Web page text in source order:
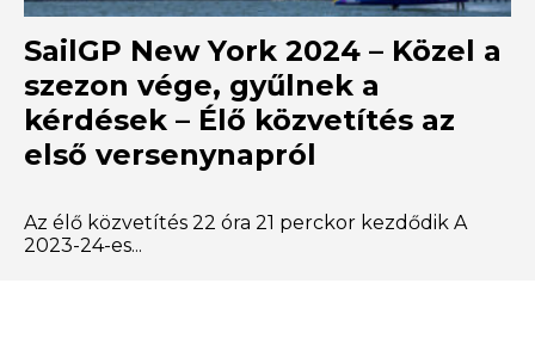
SailGP New York 2024 – Közel a
szezon vége, gyűlnek a
kérdések – Élő közvetítés az
első versenynapról
Az élő közvetítés 22 óra 21 perckor kezdődik A
2023-24-es...